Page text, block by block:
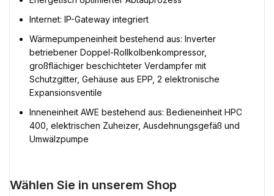
Internet: IP-Gateway integriert
Wärmepumpeneinheit bestehend aus: Inverter
betriebener Doppel-Rollkolbenkompressor,
großflächiger beschichteter Verdampfer mit
Schutzgitter, Gehäuse aus EPP, 2 elektronische
Expansionsventile
Inneneinheit AWE bestehend aus: Bedieneinheit HPC
400, elektrischen Zuheizer, Ausdehnungsgefäß und
Umwälzpumpe
Wählen Sie in unserem Shop